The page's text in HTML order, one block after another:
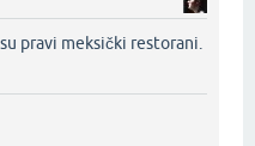
pravi meksički restorani.